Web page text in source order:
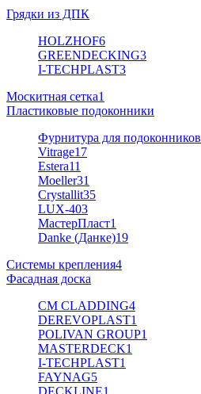
Грядки из ДПК
HOLZHOF6
GREENDECKING3
I-TECHPLAST3
Москитная сетка1
Пластиковые подоконники
Фурнитура для подоконников
Vitrage17
Estera11
Moeller31
Crystallit35
LUX-403
МастерПласт1
Danke (Данке)19
Системы крепления4
Фасадная доска
CM CLADDING4
DEREVOPLAST1
POLIVAN GROUP1
MASTERDECK1
I-TECHPLAST1
FAYNAG5